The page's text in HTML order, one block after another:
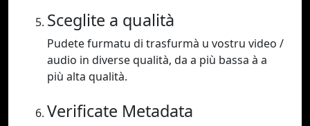
Sceglite a qualità
Pudete furmatu di trasfurmà u vostru video /
audio in diverse qualità, da a più bassa à a
più alta qualità.
Verificate Metadata